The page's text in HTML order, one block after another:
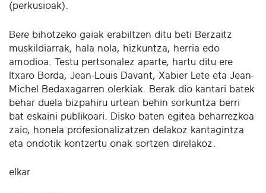
(perkusioak).
Bere bihotzeko gaiak erabiltzen ditu beti Berzaitz
muskildiarrak, hala nola, hizkuntza, herria edo
amodioa. Testu pertsonalez aparte, hartu ditu ere
Itxaro Borda, Jean-Louis Davant, Xabier Lete eta Jean-
Michel Bedaxagarren olerkiak. Berak dio kantari batek
behar duela bizpahiru urtean behin sorkuntza berri
bat eskaini publikoari. Disko baten egitea beharrezkoa
zaio, honela profesionalizatzen delakoz kantagintza
eta ondotik kontzertu onak sortzen direlakoz.
elkar